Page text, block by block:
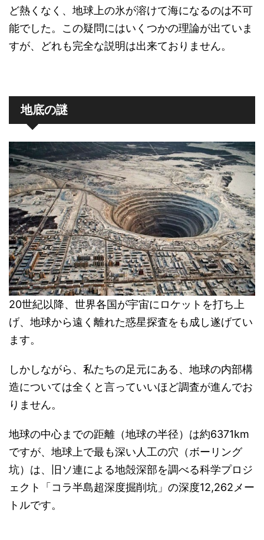
ど熱くなく、地球上の氷が溶けて海になるのは不可
能でした。この疑問にはいくつかの理論が出ていま
すが、どれも完全な説明は出来ておりません。
地底の謎
20世紀以降、世界各国が宇宙にロケットを打ち上
げ、地球から遠く離れた惑星探査をも成し遂げてい
ます。
しかしながら、私たちの足元にある、地球の内部構
造については全くと言っていいほど調査が進んでお
りません。
地球の中心までの距離（地球の半径）は約6371km
ですが、地球上で最も深い人工の穴（ボーリング
坑）は、旧ソ連による地殻深部を調べる科学プロジ
ェクト「コラ半島超深度掘削坑」の深度12,262メー
トルです。